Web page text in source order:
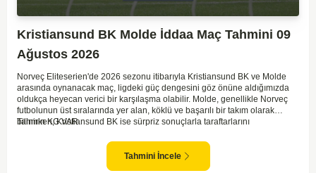
Kristiansund BK Molde İddaa Maç Tahmini 09
Ağustos 2026
Norveç Eliteserien'de 2026 sezonu itibarıyla Kristiansund BK ve Molde
arasında oynanacak maç, ligdeki güç dengesini göz önüne aldığımızda
oldukça heyecan verici bir karşılaşma olabilir. Molde, genellikle Norveç
futbolunun üst sıralarında yer alan, köklü ve başarılı bir takım olarak
bilinirken, Kristiansund BK ise sürpriz sonuçlarla taraftarlarını
saha avantajını kullanma olasılıklarını artırıyor. Ancak Molde'nin tecrübe
ve kadro kalitesi faktörleri dikkate alındığında, deplasmanda da etkili bir
performans sergilemesi beklenebilir. İki takımın son dönem form durumları
Tahmin KG VAR
Tahmini İncele